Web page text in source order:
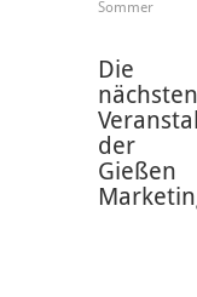
Sommer
Die
nächsten
der
Gießen